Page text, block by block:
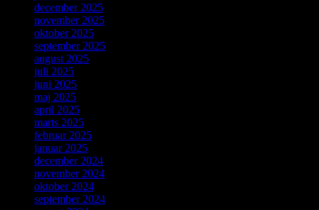
december 2025
november 2025
oktober 2025
september 2025
august 2025
juli 2025
juni 2025
maj 2025
april 2025
marts 2025
februar 2025
januar 2025
december 2024
november 2024
oktober 2024
september 2024